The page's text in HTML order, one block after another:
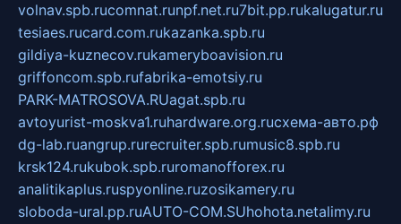
volnav.spb.rucomnat.runpf.net.ru7bit.pp.rukalugatur.ru
tesiaes.rucard.com.rukazanka.spb.ru
gildiya-kuznecov.rukameryboavision.ru
griffoncom.spb.rufabrika-emotsiy.ru
PARK-MATROSOVA.RUagat.spb.ru
avtoyurist-moskva1.ruhardware.org.ruсхема-авто.рф
dg-lab.ruangrup.rurecruiter.spb.rumusic8.spb.ru
krsk124.rukubok.spb.ruromanofforex.ru
analitikaplus.ruspyonline.ruzosikamery.ru
sloboda-ural.pp.ruAUTO-COM.SUhohota.netalimy.ru